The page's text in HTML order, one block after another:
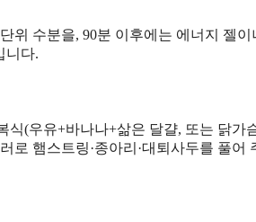
위 수분을, 90분 이후에는 에너지 젤이
니다.
식(우유+바나나+삶은 달걀, 또는 닭가
로 햄스트링·종아리·대퇴사두를 풀어